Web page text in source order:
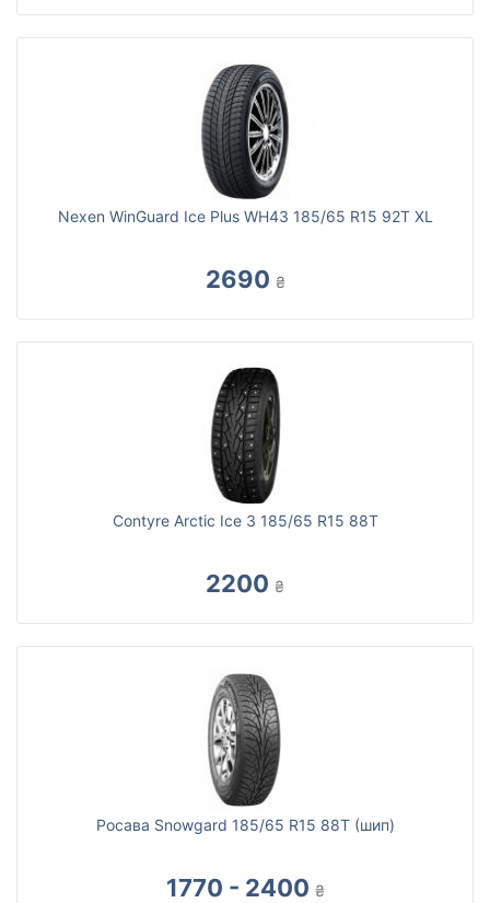
Nexen WinGuard Ice Plus WH43 185/65 R15 92T XL
2690 ₴
Contyre Arctic Ice 3 185/65 R15 88T
2200 ₴
Росава Snowgard 185/65 R15 88T (шип)
1770 - 2400 ₴